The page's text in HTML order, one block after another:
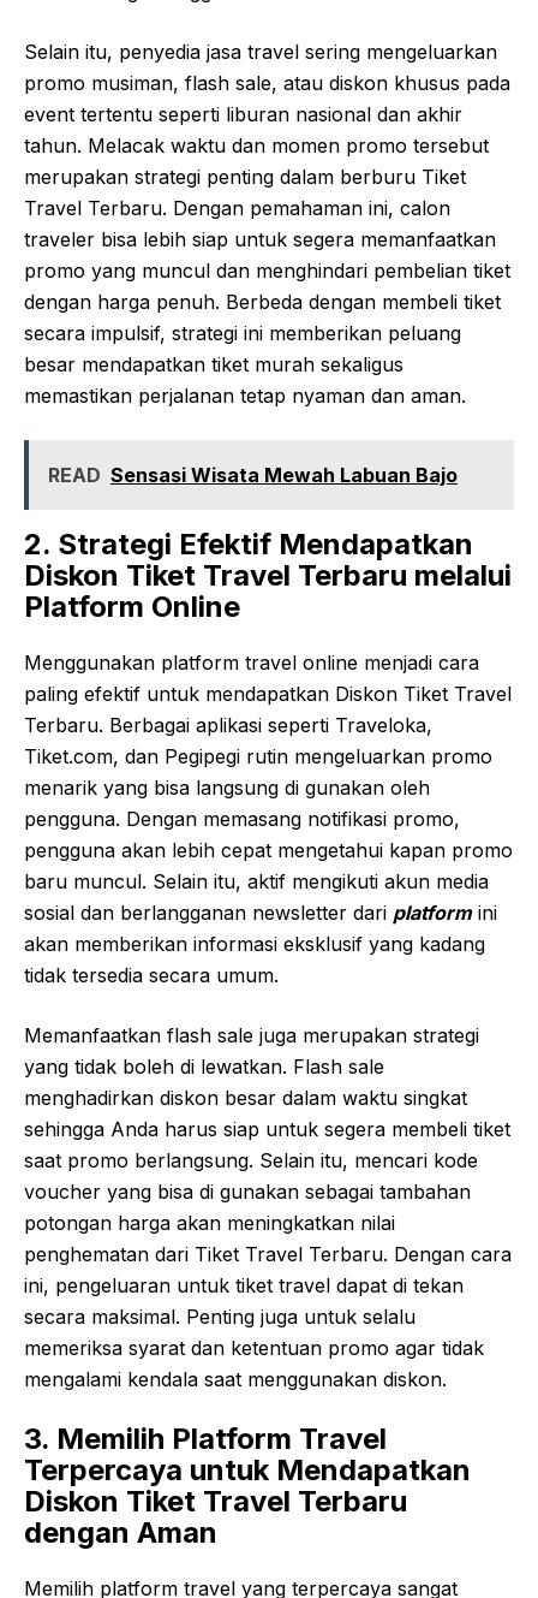
Selain itu, penyedia jasa travel sering mengeluarkan
promo musiman, flash sale, atau diskon khusus pada
event tertentu seperti liburan nasional dan akhir
tahun. Melacak waktu dan momen promo tersebut
merupakan strategi penting dalam berburu Tiket
Travel Terbaru. Dengan pemahaman ini, calon
traveler bisa lebih siap untuk segera memanfaatkan
promo yang muncul dan menghindari pembelian tiket
dengan harga penuh. Berbeda dengan membeli tiket
secara impulsif, strategi ini memberikan peluang
besar mendapatkan tiket murah sekaligus
memastikan perjalanan tetap nyaman dan aman.
READ Sensasi Wisata Mewah Labuan Bajo
2. Strategi Efektif Mendapatkan
Diskon Tiket Travel Terbaru melalui
Platform Online
Menggunakan platform travel online menjadi cara
paling efektif untuk mendapatkan Diskon Tiket Travel
Terbaru. Berbagai aplikasi seperti Traveloka,
Tiket.com, dan Pegipegi rutin mengeluarkan promo
menarik yang bisa langsung di gunakan oleh
pengguna. Dengan memasang notifikasi promo,
pengguna akan lebih cepat mengetahui kapan promo
baru muncul. Selain itu, aktif mengikuti akun media
sosial dan berlangganan newsletter dari platformini
akan memberikan informasi eksklusif yang kadang
tidak tersedia secara umum.
Memanfaatkan flash sale juga merupakan strategi
yang tidak boleh di lewatkan. Flash sale
menghadirkan diskon besar dalam waktu singkat
sehingga Anda harus siap untuk segera membeli tiket
saat promo berlangsung. Selain itu, mencari kode
voucher yang bisa di gunakan sebagai tambahan
potongan harga akan meningkatkan nilai
penghematan dari Tiket Travel Terbaru. Dengan cara
ini, pengeluaran untuk tiket travel dapat di tekan
secara maksimal. Penting juga untuk selalu
memeriksa syarat dan ketentuan promo agar tidak
mengalami kendala saat menggunakan diskon.
3. Memilih Platform Travel
Terpercaya untuk Mendapatkan
Diskon Tiket Travel Terbaru
dengan Aman
Memilih platform travel yang terpercaya sangat